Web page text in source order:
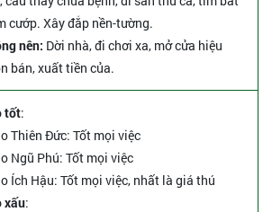
cướp. Xây đắp nền-tường.
nên: Dời nhà, đi chơi xa, mở cửa hiệu
bán, xuất tiền của.
tốt:
Thiên Đức: Tốt mọi việc
Ngũ Phú: Tốt mọi việc
Ích Hậu: Tốt mọi việc, nhất là giá thú
xấu: